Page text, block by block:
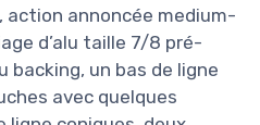
action annoncée medium-
d’alu taille 7/8 pré-
backing, un bas de ligne
avec quelques